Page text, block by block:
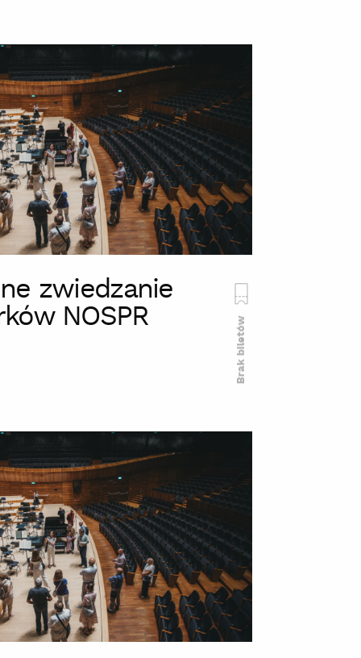
zwiedzanie
NOSPR Brak biletów